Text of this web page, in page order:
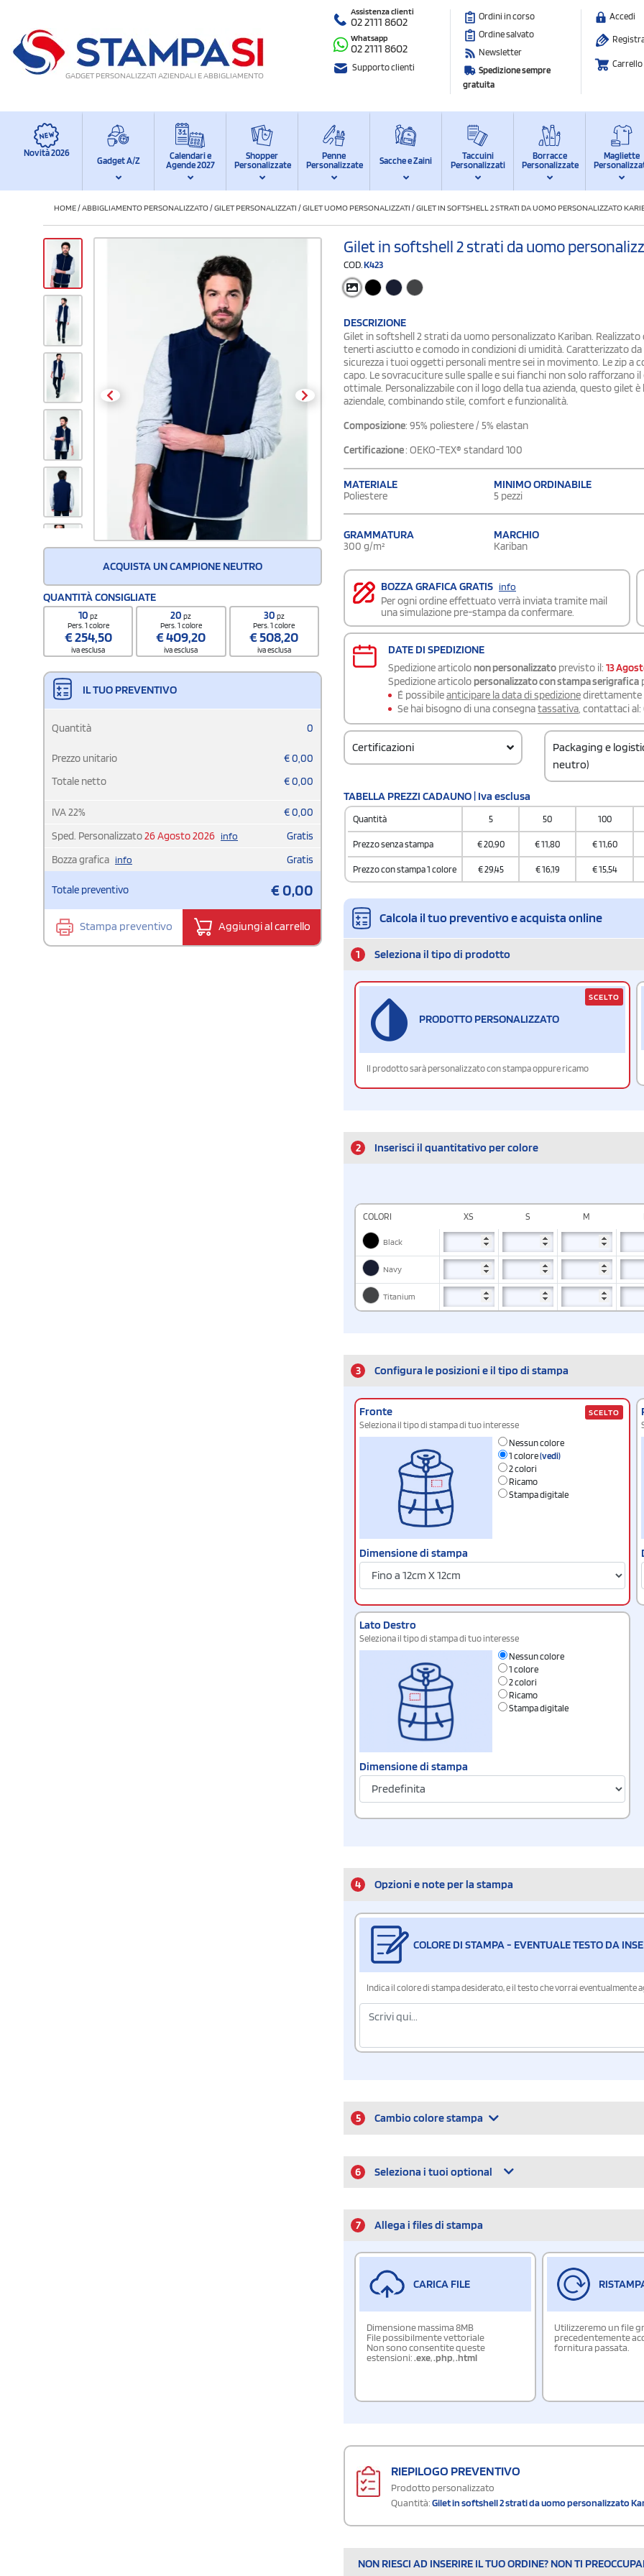
GADGET PERSONALIZZATI AZIENDALI E ABBIGLIAMENTO
Assistenza clienti
02 2111 8602
Whatsapp
02 2111 8602
Supporto clienti
Ordini in corso
Ordine salvato
Newsletter
Spedizione sempre
gratuita
Accedi
Carrello
Novità 2026
Gadget A/Z
Calendari e
Agende 2027
Shopper
Personalizzate
Penne
Personalizzate
Sacche e Zaini
Taccuini
Personalizzati
Borracce
Personalizzate
Magliette
HOME/ABBIGLIAMENTO PERSONALIZZATO/GILET PERSONALIZZATI /GILET UOMO PERSONALIZZATI /GILET IN SOFTSHELL 2 STRATI DA UOMO PERSONALIZZATO
ACQUISTA UN CAMPIONE NEUTRO
QUANTITÀ CONSIGLIATE
10pz
Pers. 1 colore
€254,50
iva esclusa
20pz
Pers. 1 colore
€409,20
iva esclusa
30 pz
Pers. 1 colore
€508,20
iva esclusa
IL TUO PREVENTIVO
Quantità 0
Prezzo unitario €0,00
Totale netto
€0,00
IVA22% €0,00
Sped. Personalizzato26 Agosto 2026 info
Gratis
Bozza grafica info Gratis
Totale preventivo €0,00
Stampa preventivo Aggiungi al carrello
Gilet in softshell 2 strati da uomo
COD. K423
DESCRIZIONE
Gilet in softshell 2 strati da uomo personalizzato Kariban.
tenerti asciutto e comodo in condizioni di umidità. Caratterizzato
sicurezza i tuoi oggetti personali mentre sei in movimento. Le zip
capo. Le sovracuciture sulle spalle e sui fianchi non solo
ottimale. Personalizzabile con il logo della tua azienda, questo
aziendale, combinando stile, comfort e funzionalità.
Composizione: 95% poliestere / 5% elastan
Certificazione: OEKO-TEX® standard 100
MATERIALE
Poliestere
MINIMO ORDINABILE
5 pezzi
GRAMMATURA
300 g/m²
MARCHIO
Kariban
BOZZA GRAFICA GRATIS info
Per ogni ordine effettuato verrà inviata tramite mail
una simulazione pre-stampa da confermare.
DATE DI SPEDIZIONE
Spedizione articolo non personalizzato previsto il: 13
Spedizione articolo personalizzato con stampa serigrafica
É possibileanticipare la data di spedizionedirettamente
Se hai bisogno di una consegnatassativa , contattaci al:
Certificazioni
Packaging e
neutro)
62024010
TABELLA PREZZI CADAUNO | Iva esclusa
Quantità 5 50 100
Prezzo senza stampa €20,90 €11,80 €11,60
Prezzo con stampa 1 colore €29,45 €16,19 €15,54
Calcola il tuo preventivo e acquista online
1 Seleziona il tipo di prodotto
PRODOTTO PERSONALIZZATO
Il prodotto sarà personalizzato con stampa oppure ricamo
SCELTO
2 Inserisci il quantitativo per colore
COLORI XS S M
Black
Navy
Titanium
3 Configura le posizioni e il tipo di stampa
Fronte
Seleziona il tipo di stampa di tuo interesse
Nessun colore
1 colore(vedi)
2 colori
Ricamo
Stampa digitale
Dimensione di stampa
SCELTO
Lato Destro
Seleziona il tipo di stampa di tuo interesse
Nessun colore
1 colore
2 colori
Ricamo
Stampa digitale
Dimensione di stampa
4 Opzioni e note per la stampa
COLORE DI STAMPA - EVENTUALE TESTO DA
Indica il colore di stampa desiderato, e il testo che vorrai eventualmente
5 Cambio colore stampa
6 Seleziona i tuoi optional
7 Allega i files di stampa
CARICA FILE
Dimensione massima 8MB
File possibilmente vettoriale
Non sono consentite queste
estensioni:.exe,.php,.html
Utilizzeremo un file
precedentemente
fornitura passata.
RIEPILOGO PREVENTIVO
Prodotto personalizzato
Quantità:Gilet in softshell 2 strati da uomo personalizzato
NON RIESCI AD INSERIRE IL TUO ORDINE? NON TI